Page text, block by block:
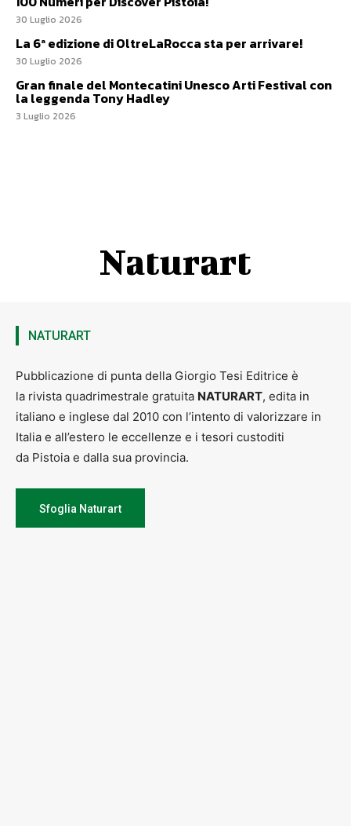
30 Luglio 2026
La 6ª edizione di OltreLaRocca sta per arrivare!
30 Luglio 2026
Gran finale del Montecatini Unesco Arti Festival con
la leggenda Tony Hadley
3 Luglio 2026
Naturart
NATURART
Pubblicazione di punta della Giorgio Tesi Editrice è
la rivista quadrimestrale gratuita NATURART, edita in
italiano e inglese dal 2010 con l’intento di valorizzare in
Italia e all’estero le eccellenze e i tesori custoditi
da Pistoia e dalla sua provincia.
Sfoglia Naturart